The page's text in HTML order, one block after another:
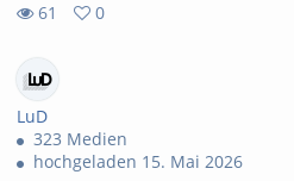
61
views
0
favorites
LuD
323 Medien
hochgeladen 15. Mai 2026